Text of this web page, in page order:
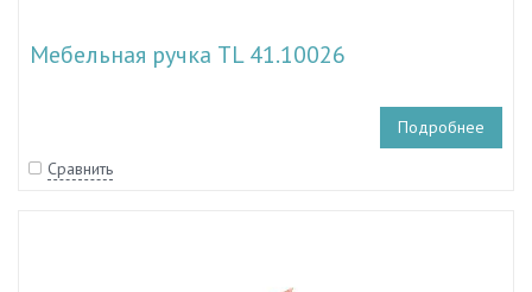
Мебельная ручка TL 41.10026
Подробнее
Сравнить